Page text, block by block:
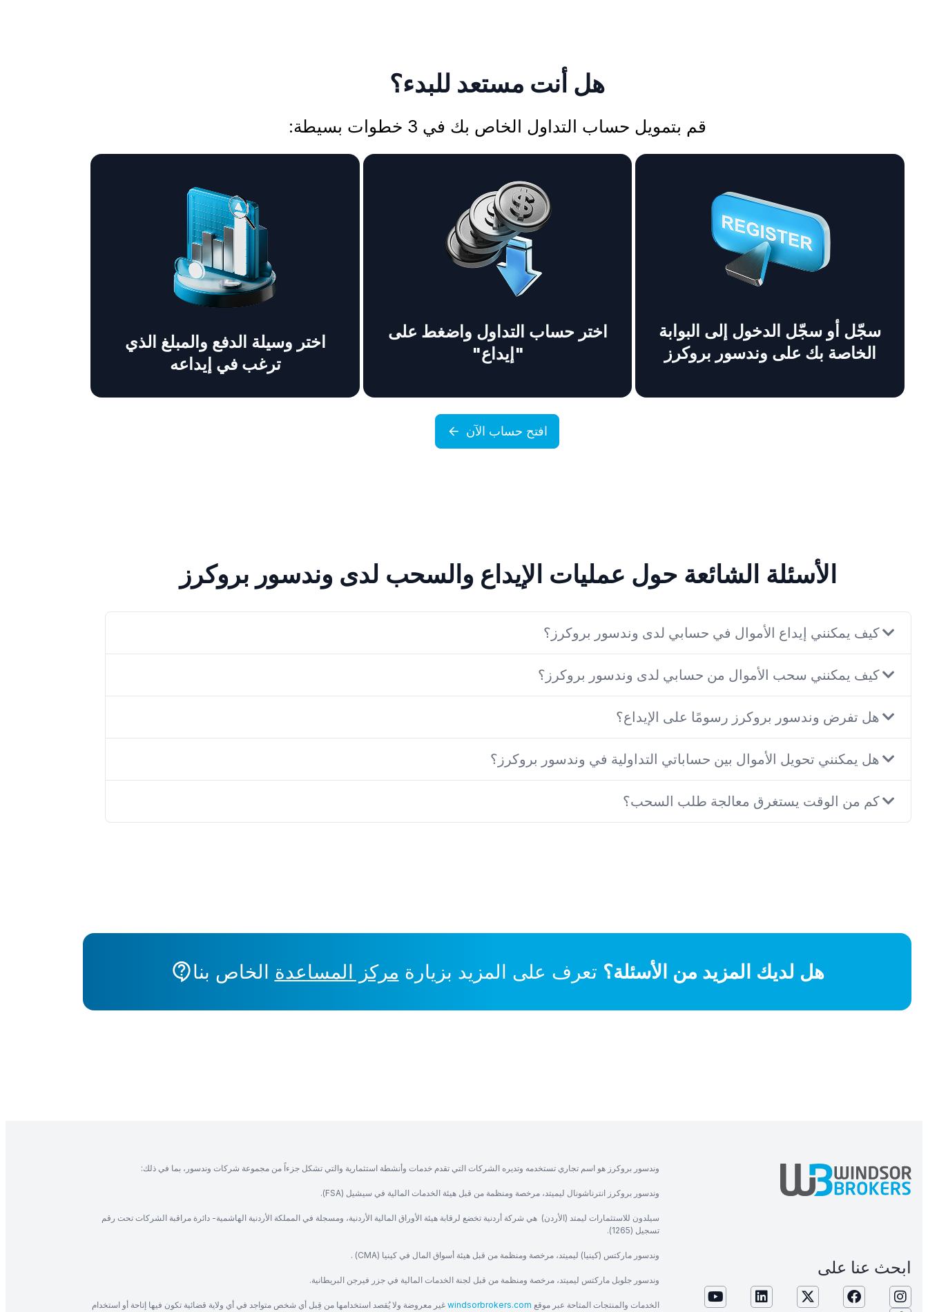
هل أنت مستعد للبدء؟
قم بتمويل حساب التداول الخاص بك في 3 خطوات بسيطة:
سجّل أو سجّل الدخول إلى البوابة
الخاصة بك على وندسور بروكرز
اختر حساب التداول واضغط على
"إيداع"
اختر وسيلة الدفع والمبلغ الذي
ترغب في إيداعه
افتح حساب الآن
الأسئلة الشائعة حول عمليات الإيداع والسحب لدى وندسور بروكرز
كيف يمكنني إيداع الأموال في حسابي لدى وندسور بروكرز؟
كيف يمكنني سحب الأموال من حسابي لدى وندسور بروكرز؟
هل تفرض وندسور بروكرز رسومًا على الإيداع؟
هل يمكنني تحويل الأموال بين حساباتي التداولية في وندسور بروكرز؟
كم من الوقت يستغرق معالجة طلب السحب؟
هل لديك المزيد من الأسئلة؟ تعرف على المزيد بزيارة مركز المساعدة الخاص بنا
ابحث عنا على
وندسور بروكرز هو اسم تجاري تستخدمه وتديره الشركات التي تقدم خدمات وأنشطة استثمارية والتي تشكل جزءاً من مجموعة شركات وندسور، بما في ذلك:
وندسور بروكرز انترناشونال ليميتد، مرخصة ومنظمة من قبل هيئة الخدمات المالية في سيشيل (FSA).
سيلدون للاستثمارات ليمتد (الأردن) هي شركة أردنية تخضع لرقابة هيئة الأوراق المالية الأردنية، ومسجلة في المملكة الأردنية الهاشمية- دائرة مراقبة الشركات تحت رقم
تسجيل (1265).
وندسور ماركتس (كينيا) ليميتد، مرخصة ومنظمة من قبل هيئة أسواق المال في كينيا (CMA) .
وندسور جلوبل ماركتس ليميتد، مرخصة ومنظمة من قبل لجنة الخدمات المالية في جزر فيرجن البريطانية.
الخدمات والمنتجات المتاحة عبر موقع windsorbrokers.com غير معروضة ولا يُقصد استخدامها من قِبل أي شخص متواجد في أي ولاية قضائية تكون فيها إتاحة أو استخدام